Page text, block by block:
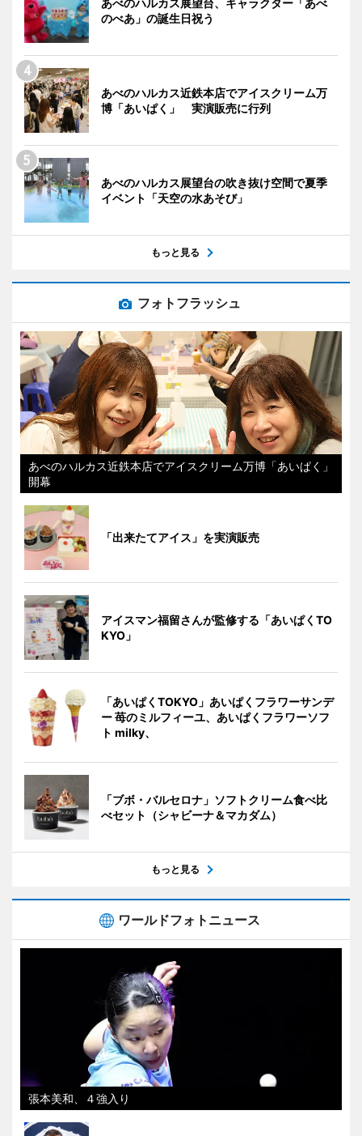
のべあ」の誕生日祝う
あべのハルカス近鉄本店でアイスクリーム万
博「あいぱく」 実演販売に行列
あべのハルカス展望台の吹き抜け空間で夏季
イベント「天空の水あそび」
もっと見る
フォトフラッシュ
あべのハルカス近鉄本店でアイスクリーム万博「あいぱく」
開幕
「出来たてアイス」を実演販売
アイスマン福留さんが監修する「あいぱくTO
KYO」
「あいぱくTOKYO」あいぱくフラワーサンデ
ー 苺のミルフィーユ、あいぱくフラワーソフ
ト milky、
「ブボ・バルセロナ」ソフトクリーム食べ比
べセット（シャビーナ＆マカダム）
もっと見る
ワールドフォトニュース
張本美和、４強入り